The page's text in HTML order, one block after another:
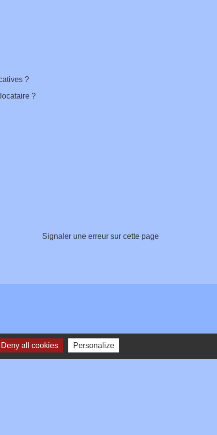
?
?
Signaler une erreur sur cette page
Deny all cookies Personalize